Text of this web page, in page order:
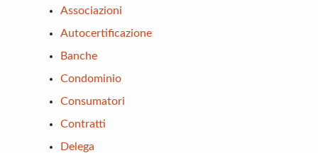
Associazioni
Autocertificazione
Banche
Condominio
Consumatori
Contratti
Delega